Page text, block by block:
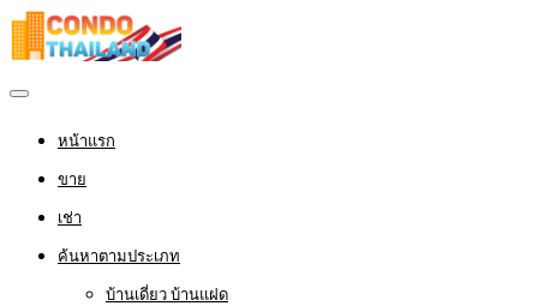
หน้าแรก
ขาย
เช่า
ค้นหาตามประเภท
บ้านเดี่ยว บ้านแฝด